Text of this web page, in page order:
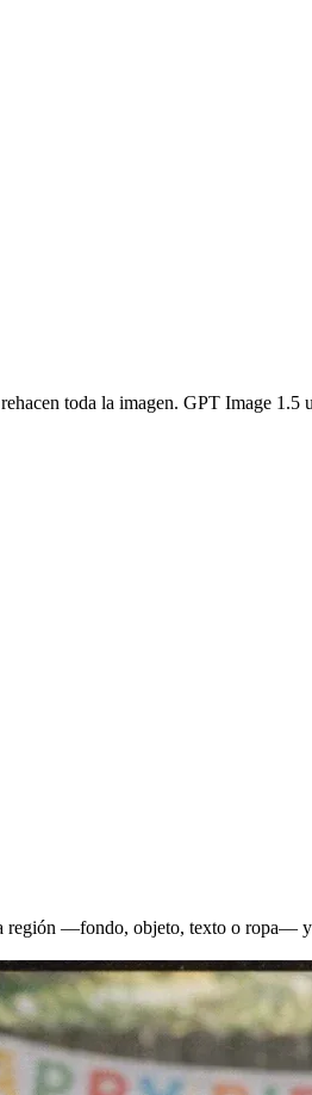
toda la imagen. GPT Image
región —fondo, objeto, texto o ropa—